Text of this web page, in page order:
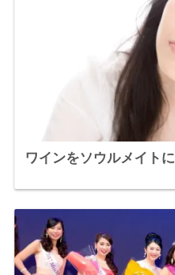
ワインをソウルメイトに